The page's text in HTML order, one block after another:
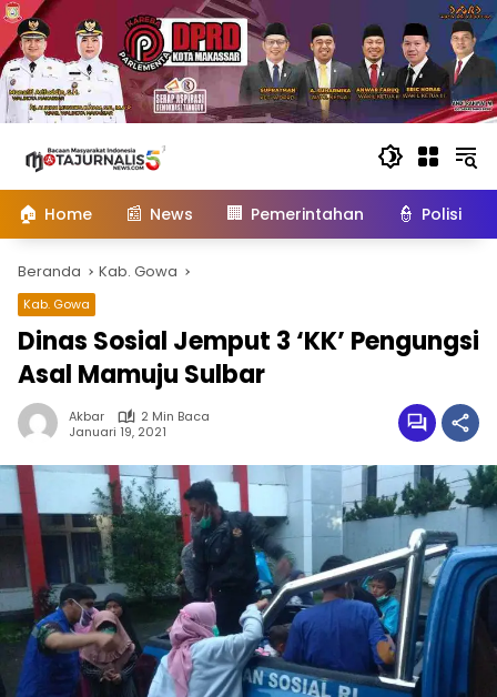
konten
🏠 Home 📰 News 🏢 Pemerintahan 👮 Polisi
Beranda Kab. Gowa
Kab. Gowa
Dinas Sosial Jemput 3 ‘KK’ Pengungsi
Asal Mamuju Sulbar
Akbar
2 Min Baca
Januari 19, 2021